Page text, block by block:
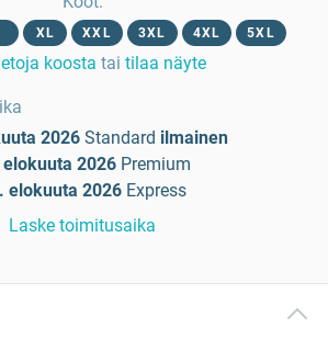
XL XXL 3XL 4XL 5XL
koosta tai tilaa näyte
2026 Standard ilmainen
elokuuta 2026 Premium
elokuuta 2026 Express
Laske toimitusaika